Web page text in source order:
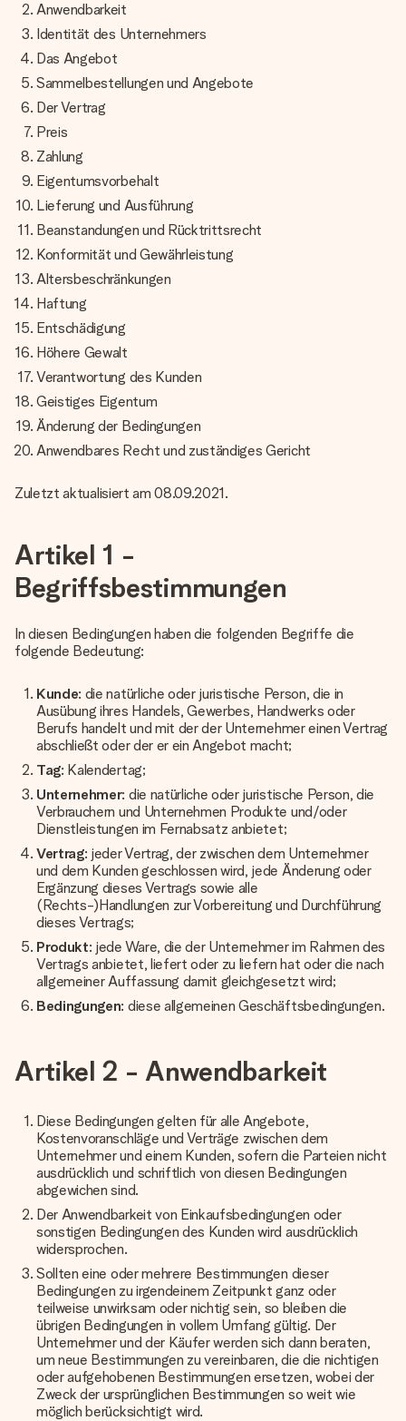
Montag - Freitag : 8:30 - 17:00 Uhr
Anwendbarkeit
Identität des Unternehmers
Das Angebot
Sammelbestellungen und Angebote
Der Vertrag
Preis
Zahlung
Eigentumsvorbehalt
Lieferung und Ausführung
Beanstandungen und Rücktrittsrecht
Konformität und Gewährleistung
Altersbeschränkungen
Haftung
Entschädigung
Höhere Gewalt
Verantwortung des Kunden
Geistiges Eigentum
Änderung der Bedingungen
Anwendbares Recht und zuständiges Gericht
Zuletzt aktualisiert am 08.09.2021.
Artikel 1 -
Begriffsbestimmungen
In diesen Bedingungen haben die folgenden Begriffe die
folgende Bedeutung:
Kunde: die natürliche oder juristische Person, die in
Ausübung ihres Handels, Gewerbes, Handwerks oder
Berufs handelt und mit der der Unternehmer einen Vertrag
abschließt oder der er ein Angebot macht;
Tag: Kalendertag;
Unternehmer: die natürliche oder juristische Person, die
Verbrauchern und Unternehmen Produkte und/oder
Dienstleistungen im Fernabsatz anbietet;
Vertrag: jeder Vertrag, der zwischen dem Unternehmer
und dem Kunden geschlossen wird, jede Änderung oder
Ergänzung dieses Vertrags sowie alle
(Rechts-)Handlungen zur Vorbereitung und Durchführung
dieses Vertrags;
Produkt: jede Ware, die der Unternehmer im Rahmen des
Vertrags anbietet, liefert oder zu liefern hat oder die nach
allgemeiner Auffassung damit gleichgesetzt wird;
Bedingungen: diese allgemeinen Geschäftsbedingungen.
Artikel 2 - Anwendbarkeit
Diese Bedingungen gelten für alle Angebote,
Kostenvoranschläge und Verträge zwischen dem
Unternehmer und einem Kunden, sofern die Parteien nicht
ausdrücklich und schriftlich von diesen Bedingungen
abgewichen sind.
Der Anwendbarkeit von Einkaufsbedingungen oder
sonstigen Bedingungen des Kunden wird ausdrücklich
widersprochen.
Sollten eine oder mehrere Bestimmungen dieser
Bedingungen zu irgendeinem Zeitpunkt ganz oder
teilweise unwirksam oder nichtig sein, so bleiben die
übrigen Bedingungen in vollem Umfang gültig. Der
Unternehmer und der Käufer werden sich dann beraten,
um neue Bestimmungen zu vereinbaren, die die nichtigen
oder aufgehobenen Bestimmungen ersetzen, wobei der
Zweck der ursprünglichen Bestimmungen so weit wie
möglich berücksichtigt wird.